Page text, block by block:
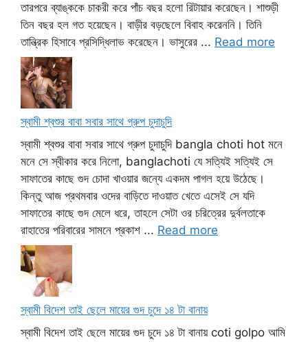
তারপরে ব্যাঙ্ককে চাকরী করে পাঁচ বছর হলো রিটায়ার করেছেন। শাশুড়ী
তিন বছর হল গত হয়েছেন। বাড়ীর বড়ছেলে বিবাহ করেননি। তিনি
তান্ত্রিক হিসাবে প্রসিদ্ধিলাভ করেছেন। ভাসুরের ... Read more
স্বামী শ্বশুর বাবা সবার সাথে গ্রুপ চুদাচুদি
স্বামী শ্বশুর বাবা সবার সাথে গ্রুপ চুদাচুদি bangla choti hot মনে
মনে সে স্বীকার করে নিলো, banglachoti যে সত্যিই সত্যিই সে
সাফাতের কাছে গুদ চোদা খাওয়ার জন্যে একদম পাগল হয়ে উঠেছে।
কিন্তু আজ প্রথমবার ওদের বাড়িতে দাওয়াত খেতে এসেই সে যদি
সাফাতের কাছে গুদ মেলে ধরে, তাহলে সেটা ওর চরিত্রের দুর্বলতাকে
রাহাতের পরিবারের সামনে প্রকাশ ... Read more
স্বামী বিদেশ তাই ছেলে মায়ের গুদ চুদে ১৪ টা বানায়
স্বামী বিদেশ তাই ছেলে মায়ের গুদ চুদে ১৪ টা বানায় coti golpo আমি